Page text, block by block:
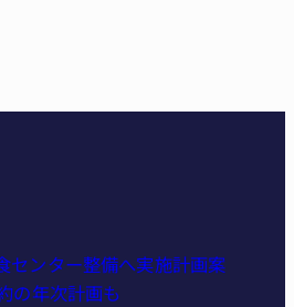
センター整備へ実施計画案
の年次計画も